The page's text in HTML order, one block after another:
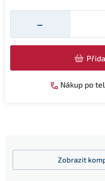
−
Nákup po
Zobrazit